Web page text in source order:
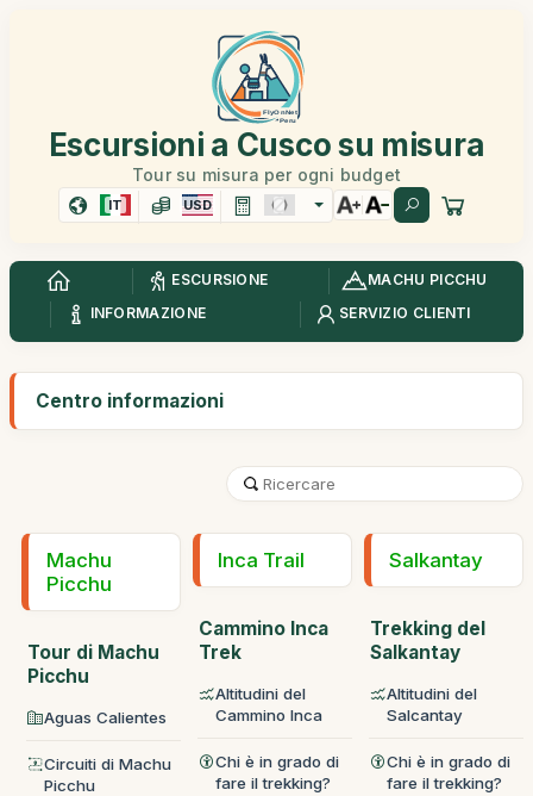
Escursioni a Cusco su misura
Tour su misura per ogni budget
IT USD
ESCURSIONE
MACHU PICCHU
INFORMAZIONE
SERVIZIO CLIENTI
Centro informazioni
Machu
Picchu
Tour di Machu
Picchu
Aguas Calientes
Circuiti di Machu
Picchu
Inca Trail
Cammino Inca
Trek
Altitudini del
Cammino Inca
Chi è in grado di
fare il trekking?
Salkantay
Trekking del
Salkantay
Altitudini del
Salcantay
Chi è in grado di
fare il trekking?